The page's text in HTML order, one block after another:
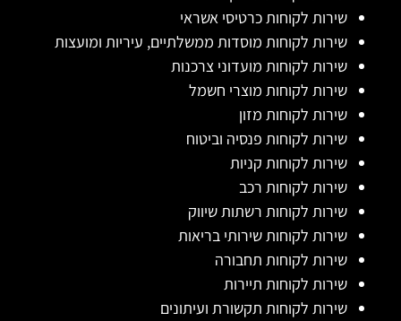
שירות לקוחות כרטיסי אשראי
שירות לקוחות מוסדות ממשלתיים, עיריות ומועצות
שירות לקוחות מועדוני צרכנות
שירות לקוחות מוצרי חשמל
שירות לקוחות מזון
שירות לקוחות פנסיה וביטוח
שירות לקוחות קניות
שירות לקוחות רכב
שירות לקוחות רשתות שיווק
שירות לקוחות שירותי בריאות
שירות לקוחות תחבורה
שירות לקוחות תיירות
שירות לקוחות תקשורת ועיתונים